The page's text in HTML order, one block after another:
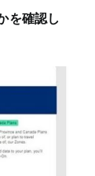
を確認し